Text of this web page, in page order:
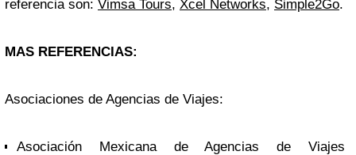
referencia son: Vimsa Tours, Xcel Networks, Simple2Go.
MAS REFERENCIAS:
Asociaciones de Agencias de Viajes:
Asociación Mexicana de Agencias de Viajes